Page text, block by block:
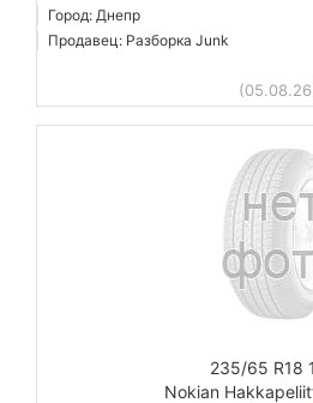
Город: Днепр
Продавец: Разборка Junk
235/65 R18
Nokian